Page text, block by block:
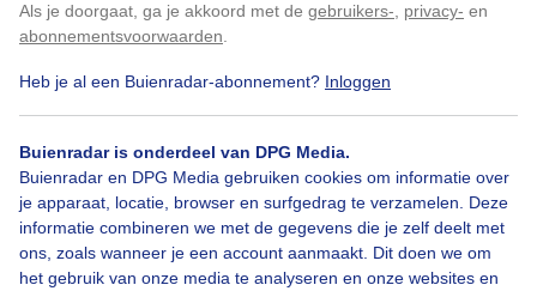
Als je doorgaat, ga je akkoord met de gebruikers- privacy- en
abonnementsvoorwaarden
Heb je al een Buienradar-abonnement? Inloggen
Buienradar is onderdeel van DPG Media.
Buienradar en DPG Media gebruiken cookies om informatie over
je apparaat, locatie, browser en surfgedrag te verzamelen. Deze
informatie combineren we met de gegevens die je zelf deelt met
ons, zoals wanneer je een account aanmaakt. Dit doen we om
het gebruik van onze media te analyseren en onze websites en
Zon
Bekijk slideshow
Klik hierom dit aan te passen